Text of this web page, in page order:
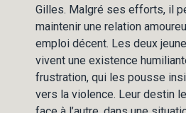
Gilles. Malgré ses efforts, il
maintenir une relation
emploi décent. Les deux
vivent une existence
frustration, qui les pousse
vers la violence. Leur destin